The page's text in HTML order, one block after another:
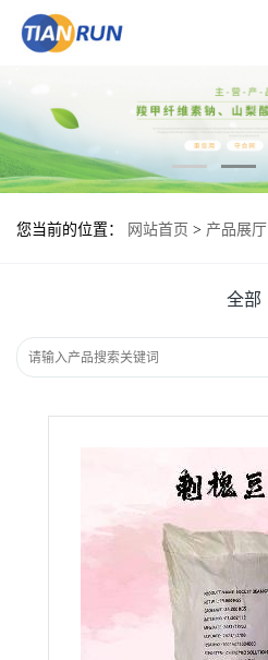
您当前的位置： 网站首页 > 产品展厅
全部